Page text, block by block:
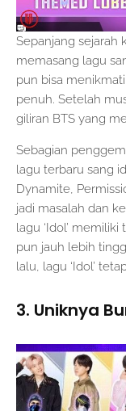
Sepanjang sejarah
memasang lagu
pun bisa
penuh. Setelah
giliran BTS yang
Sebagian
lagu terbaru sang
Dynamite,
jadi masalah dan
lagu ‘Idol’
pun jauh lebih
lalu, lagu ‘Idol’
3. Uniknya